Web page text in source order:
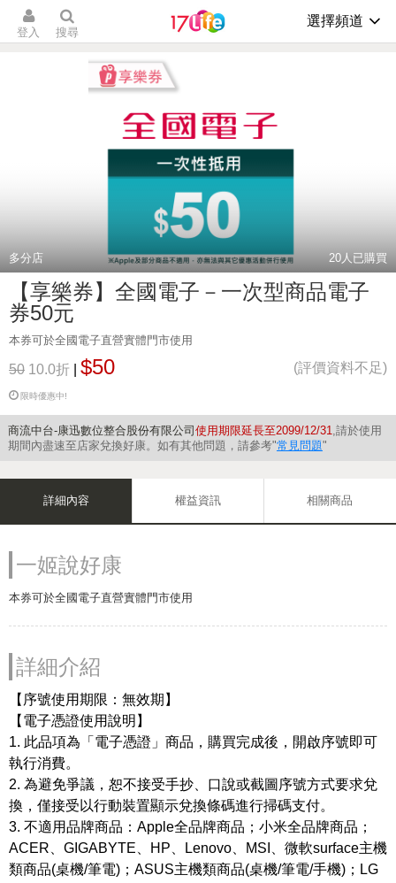
登入 搜尋
選擇頻道
多分店 20人已購買
【享樂券】全國電子－一次型商品電子
券50元
本券可於全國電子直營實體門市使用
50 10.0折 $50 (評價資料不足)
限時優惠中!
商流中台-康迅數位整合股份有限公司 使用期限延長至2099/12/31,請於使用
期間內盡速至店家兌換好康。如有其他問題，請參考"常見問題"
詳細內容 權益資訊 相關商品
一姬說好康
本券可於全國電子直營實體門市使用
詳細介紹
【序號使用期限：無效期】
【電子憑證使用說明】
1. 此品項為「電子憑證」商品，購買完成後，開啟序號即可
執行消費。
2. 為避免爭議，恕不接受手抄、口說或截圖序號方式要求兌
換，僅接受以行動裝置顯示兌換條碼進行掃碼支付。
3. 不適用品牌商品：Apple全品牌商品；小米全品牌商品；
ACER、GIGABYTE、HP、Lenovo、MSI、微軟surface主機
類商品(桌機/筆電)；ASUS主機類商品(桌機/筆電/手機)；LG